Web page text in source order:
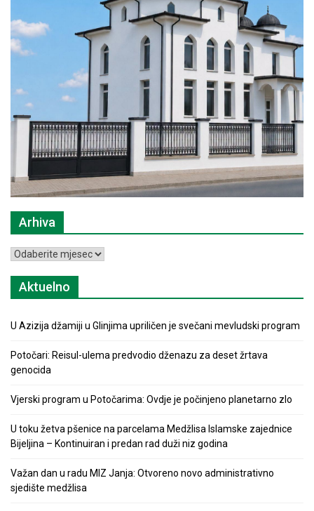
Arhiva
Arhiva
Aktuelno
U Azizija džamiji u Glinjima upriličen je svečani mevludski program
Potočari: Reisul-ulema predvodio dženazu za deset žrtava
genocida
Vjerski program u Potočarima: Ovdje je počinjeno planetarno zlo
U toku žetva pšenice na parcelama Medžlisa Islamske zajednice
Bijeljina – Kontinuiran i predan rad duži niz godina
Važan dan u radu MIZ Janja: Otvoreno novo administrativno
sjedište medžlisa